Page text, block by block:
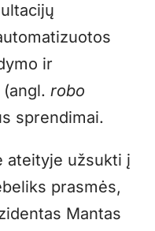
ir
robo
sprendimai.
ateityje užsukti į
prasmės,
Mantas